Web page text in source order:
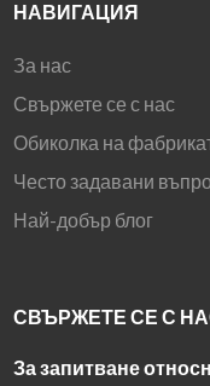
НАВИГАЦИЯ
За нас
Свържете се с нас
Обиколка на
Често задавани
Най-добър блог
СВЪРЖЕТЕ СЕ С
За запитване